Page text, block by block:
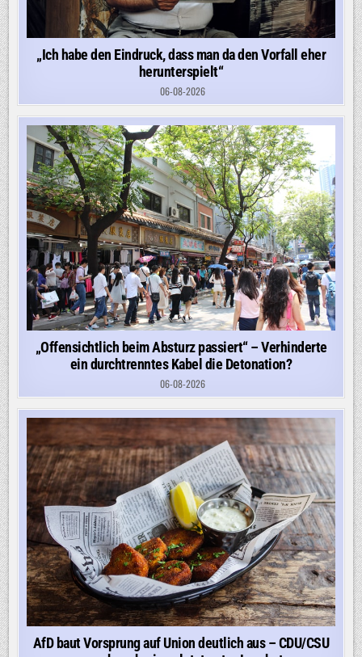
„Ich habe den Eindruck, dass man da den Vorfall eher
herunterspielt“
06-08-2026
„Offensichtlich beim Absturz passiert“ – Verhinderte
ein durchtrenntes Kabel die Detonation?
06-08-2026
AfD baut Vorsprung auf Union deutlich aus – CDU/CSU